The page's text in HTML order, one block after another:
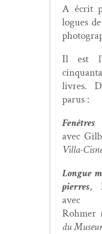
A écrit
logues
Il est
livres.
parus :
avec
Vil­la-
Longue
pier­res,
avec
Rohmer
du